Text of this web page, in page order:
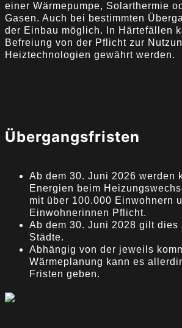
einer Wärmepumpe, Solarthermie
Gasen. Auch bei bestimmten
der Einbau möglich. In Härtefällen
Befreiung von der Pflicht zur
Heiztechnologien gewährt werden.
Übergangsfristen
Ab dem 30. Juni 2026 werden
Energien beim
mit über 100.000 Einwohnern
Einwohnerinnen Pflicht.
Ab dem 30. Juni 2028 gilt dies
Städte.
Abhängig von der jeweils
Wärmeplanung kann es
Fristen geben.